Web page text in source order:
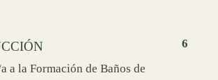
a la Formación de Baños de
6